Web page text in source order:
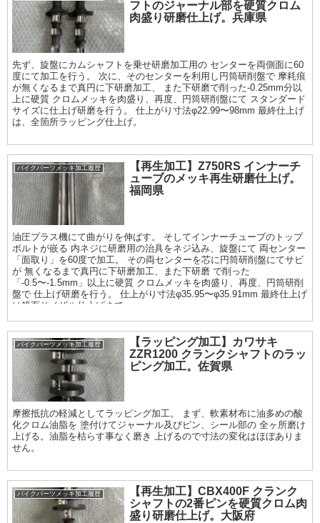
フトのジャーナル部を硬質クロム
肉盛り研磨仕上げ。兵庫県
先ず、旋盤にカムシャフトを乗せ研磨加工用の センターを両側面に60
度にて加工を行う。 次に、そのセンターを利用し円筒研削盤で 摩耗痕
が無くなるまで真円に下研磨加工、 また下研磨で削った-0.25mm分以
上に硬質 クロムメッキを肉盛り、再度、円筒研削盤にて スタンダード
サイズに仕上げ研磨を行う。 仕上がり寸法φ22.99〜98mm 最終仕上げ
は、全箇所ラッピング仕上げ。
バイクパーツメッキ加工履歴
【再生加工】Z750RS インナーチ
ューブのメッキ再生研磨仕上げ。
福岡県
油圧プラス機にて曲がりを伸ばす。 そしてインナーチューブのトップ
ボルトが嵌る 内ネジに研磨用の治具をネジ込み、旋盤にて 両センター
「面取り」を60度で加工。 その両センターを芯に円筒研削盤にてサビ
が 無くなるまで真円に下研磨加工、また下研磨 で削った
「-0.5〜-1.5mm」以上に硬質 クロムメッキを肉盛り、再度、円筒研削
盤で 仕上げ研磨を行う。 仕上がり寸法φ35.95〜φ35.91mm 最終仕上げ
は鏡面サイザル仕上げまで
バイクパーツメッキ加工履歴
【ラッピング加工】カワサキ
ZZR1200 クランクシャフトのラッ
ピング加工。佐賀県
摩擦抵抗の軽減としてラッピング加工。 まず、軟素材布に油多めの酸
化クロム油脂を 塗付けてジャーナル及びピン、シール部の 全ヶ所磨け
上げる。油脂を枯らす事なく磨き 上げるので寸法の変化はほぼありま
せん。
バイクパーツメッキ加工履歴
【再生加工】CBX400F クランク
シャフトの2番ピンを硬質クロム肉
盛り研磨仕上げ。大阪府